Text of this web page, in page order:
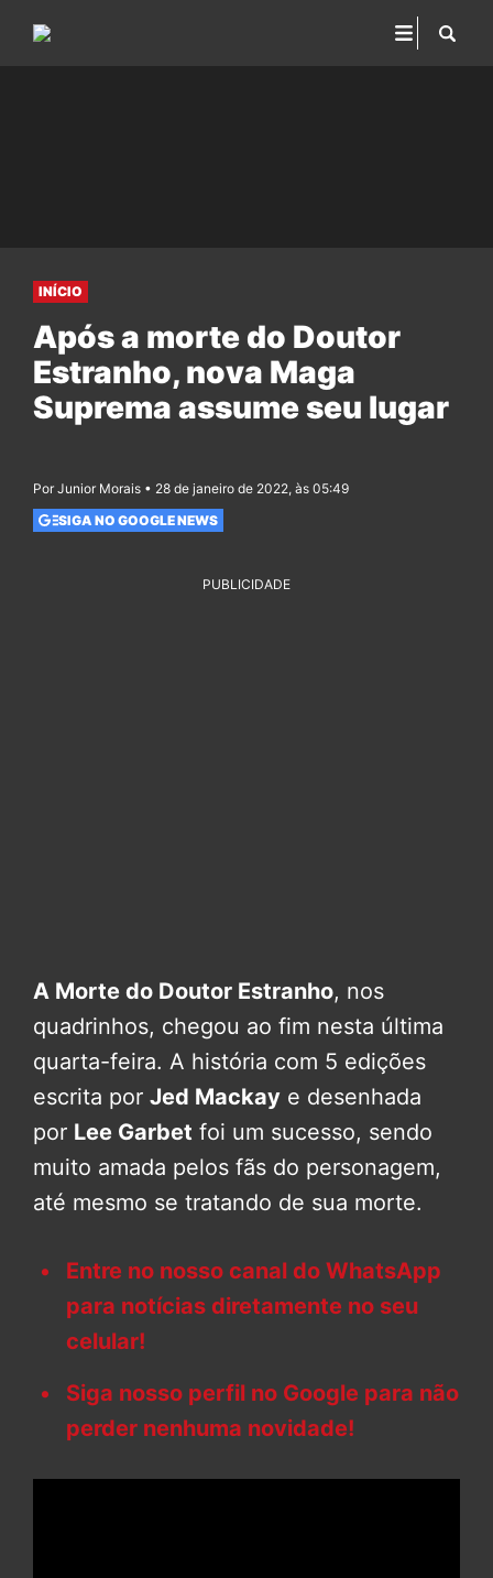
INÍCIO
Após a morte do Doutor
Estranho, nova Maga
Suprema assume seu lugar
Por Junior Morais • 28 de janeiro de 2022, às 05:49
SIGA NO GOOGLE NEWS
PUBLICIDADE
A Morte do Doutor Estranho, nos
quadrinhos, chegou ao fim nesta última
quarta-feira. A história com 5 edições
escrita por Jed Mackay e desenhada
por Lee Garbet foi um sucesso, sendo
muito amada pelos fãs do personagem,
até mesmo se tratando de sua morte.
Entre no nosso canal do WhatsApp
para notícias diretamente no seu
celular!
Siga nosso perfil no Google para não
perder nenhuma novidade!